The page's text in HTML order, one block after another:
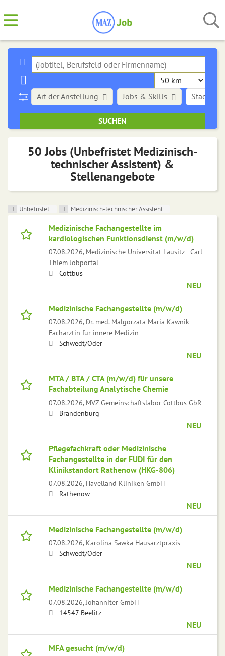
Stadt
Art der Anstellung Jobs & Skills
50 Jobs (Unbefristet Medizinisch-
technischer Assistent) &
Stellenangebote
Unbefristet Medizinisch-technischer Assistent
Medizinische Fachangestellte im
kardiologischen Funktionsdienst (m/w/d)
07.08.2026, Medizinische Universität Lausitz - Carl
Thiem Jobportal
Cottbus
NEU
Medizinische Fachangestellte (m/w/d)
07.08.2026, Dr. med. Malgorzata Maria Kawnik
Fachärztin für innere Medizin
Schwedt/Oder
NEU
MTA / BTA / CTA (m/w/d) für unsere
Fachabteilung Analytische Chemie
07.08.2026, MVZ Gemeinschaftslabor Cottbus GbR
Brandenburg
NEU
Pflegefachkraft oder Medizinische
Fachangestellte in der FUDI für den
Klinikstandort Rathenow (HKG-806)
07.08.2026, Havelland Kliniken GmbH
Rathenow
NEU
Medizinische Fachangestellte (m/w/d)
07.08.2026, Karolina Sawka Hausarztpraxis
Schwedt/Oder
NEU
Medizinische Fachangestellte (m/w/d)
07.08.2026,Johanniter GmbH
14547 Beelitz
NEU
MFA gesucht (m/w/d)